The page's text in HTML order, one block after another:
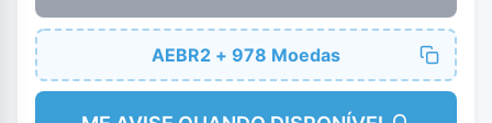
AEBR2 + 978 Moedas